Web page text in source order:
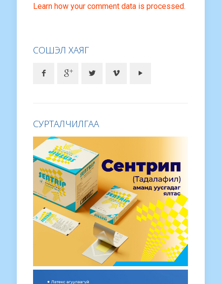
Learn how your comment data is processed.
СОШЭЛ ХАЯГ
СУРТАЛЧИЛГАА